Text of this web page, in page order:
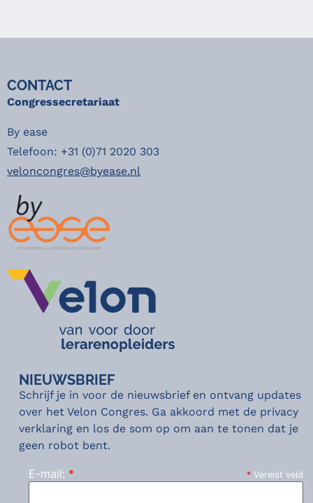
CONTACT
Congressecretariaat
By ease
Telefoon: +31 (0)71 2020 303
veloncongres@byease.nl
NIEUWSBRIEF
Schrijf je in voor de nieuwsbrief en ontvang updates
over het Velon Congres. Ga akkoord met de privacy
verklaring en los de som op om aan te tonen dat je
geen robot bent.
* Vereist veld
E-mail: *